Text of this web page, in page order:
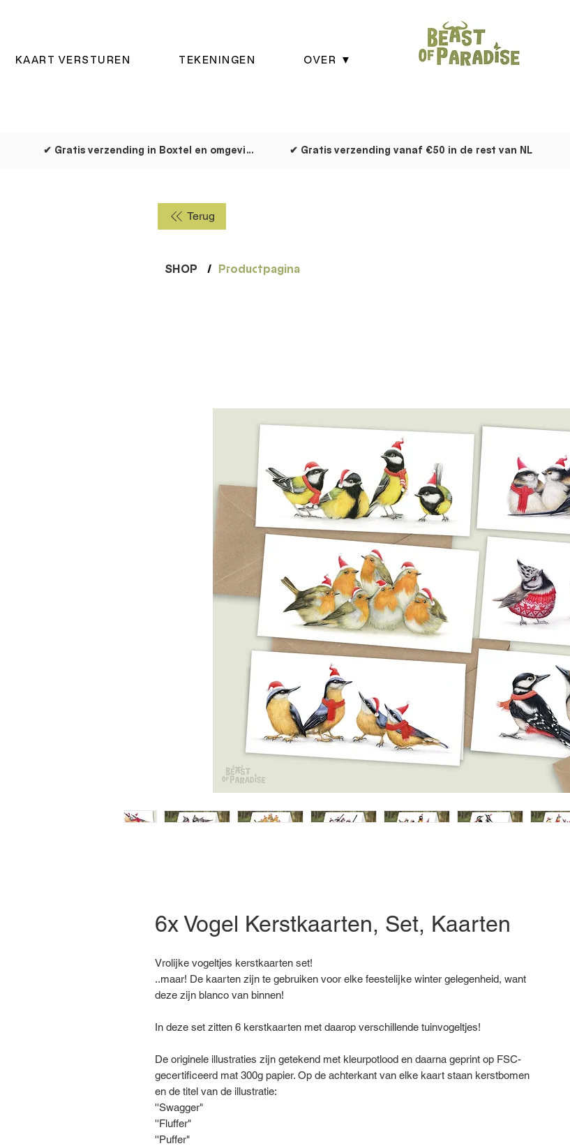
KAART VERSTUREN TEKENINGEN OVER ▼
✔ Gratis verzending in Boxtel en omgeving ✔ Gratis verzending vanaf €50 in de rest van NL
Terug
SHOP / Productpagina
6x Vogel Kerstkaarten, Set, Kaarten
Vrolijke vogeltjes kerstkaarten set!
..maar! De kaarten zijn te gebruiken voor elke feestelijke winter gelegenheid, want
deze zijn blanco van binnen!
In deze set zitten 6 kerstkaarten met daarop verschillende tuinvogeltjes!
De originele illustraties zijn getekend met kleurpotlood en daarna geprint op FSC-
gecertificeerd mat 300g papier. Op de achterkant van elke kaart staan kerstbomen
en de titel van de illustratie:
''Swagger"
''Fluffer"
''Puffer"